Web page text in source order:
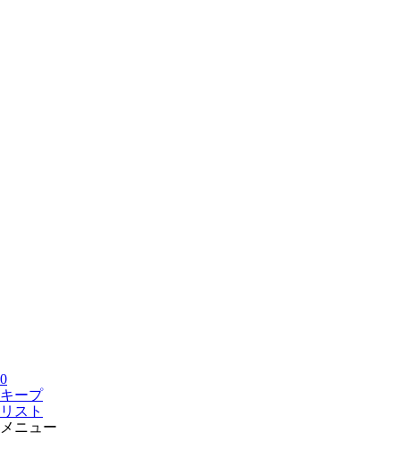
0
キープ
リスト
メニュー